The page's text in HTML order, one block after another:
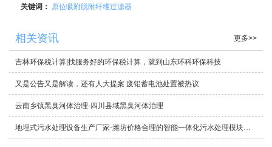
关键词： 原位吸附脱附纤维过滤器
相关资讯 更多>>
吉林环保税计算|找服务好的环保税计算，就到山东环科环保科技
又是公告又是解读，还有人大提案 废铅蓄电池处置被热议
云南乡镇黑臭河体治理-四川县域黑臭河体治理
地埋式污水处理设备生产厂家-潍坊价格合理的智能一体化污水处理模块哪里买